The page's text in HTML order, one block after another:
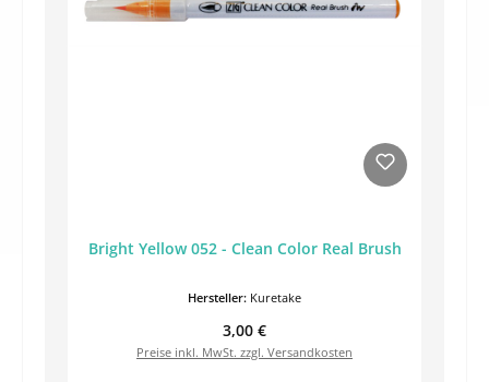
Bright Yellow 052 - Clean Color Real Brush
Hersteller: Kuretake
Regulärer Preis:
3,00 €
Preise inkl. MwSt. zzgl. Versandkosten